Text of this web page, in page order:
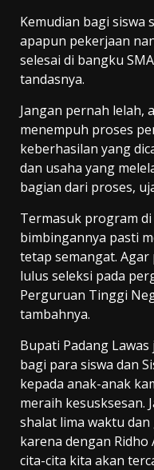
Kemudian bagi siswa
apapun pekerjaan
selesai di bangku
tandasnya.
Jangan pernah lelah,
menempuh proses
keberhasilan yang
dan usaha yang
bagian dari proses,
Termasuk program
bimbingannya pasti
tetap semangat.
lulus seleksi pada
Perguruan Tinggi
tambahnya.
Bupati Padang
bagi para siswa dan
kepada anak-anak
meraih kesusksesan.
shalat lima waktu dan
karena dengan Ridho
cita-cita kita akan